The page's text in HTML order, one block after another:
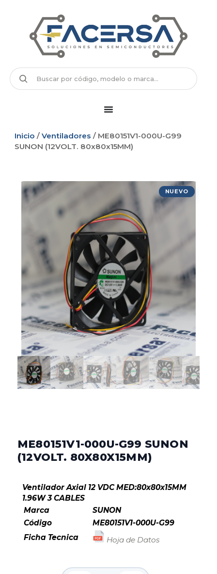
Inicio / Ventiladores / ME80151V1-000U-G99
SUNON (12VOLT. 80x80x15MM)
ME80151V1-000U-G99 SUNON
(12VOLT. 80X80X15MM)
Ventilador Axial 12 VDC MED:80x80x15MM
1.96W 3 CABLES
Marca
SUNON
Código
ME80151V1-000U-G99
Ficha Tecnica
Hoja de Datos